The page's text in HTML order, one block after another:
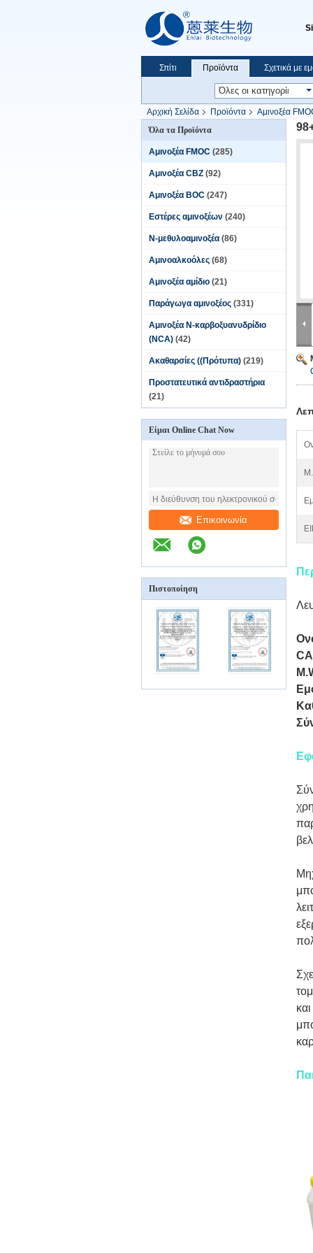
Σπίτι Προϊόντα Σχετικά με
Αρχική Σελίδα Προϊόντα
Αμινοξέα
Όλα τα Προϊόντα
Αμινοξέα FMOC (285)
Αμινοξέα CBZ (92)
Αμινοξέα BOC (247)
Εστέρες αμινοξέων (240)
Ν-μεθυλοαμινοξέα (86)
Αμινοαλκοόλες (68)
Αμινοξέα αμίδιο (21)
Παράγωγα αμινοξέος (331)
Αμινοξέα N-καρβοξυανυδρίδιο
(NCA) (42)
Ακαθαρσίες ((Πρότυπα) (219)
Προστατευτικά αντιδραστήρια
(21)
Είμαι Online Chat Now
Επικοινωνία
Πιστοποίηση